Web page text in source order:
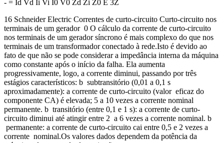
- = Id Vd Ii Vi I0 V0 Zd Zi Z0 E 3Z
16 Schneider Electric Correntes de curto-circuito Curto-circuito nos
terminais de um gerador 0 O cálculo da corrente de curto-circuito
nos terminais de um gerador síncrono é mais complexo do que nos
terminais de um transformador conectado à rede.Isto é devido ao
fato de que não se pode considerar a impedância interna da máquina
como constante após o início da falha. Ela aumenta
progressivamente, logo, a corrente diminui, passando por três
estágios característicos: b subtransitório (0,01 a 0,1 s
aproximadamente): a corrente de curto-circuito (valor eficaz do
componente CA) é elevada; 5 a 10 vezes a corrente nominal
permanente. b transitório (entre 0,1 e 1 s): a corrente de curto-
circuito diminui até atingir entre 2 a 6 vezes a corrente nominal. b
permanente: a corrente de curto-circuito cai entre 0,5 e 2 vezes a
corrente nominal.Os valores dados dependem da potência da